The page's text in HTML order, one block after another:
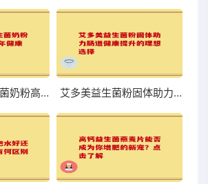
荷兰中老年益生菌奶粉高硒 助力中老年健康的优质选择 艾多美益生菌粉固体助力肠道健康提升的理想选择